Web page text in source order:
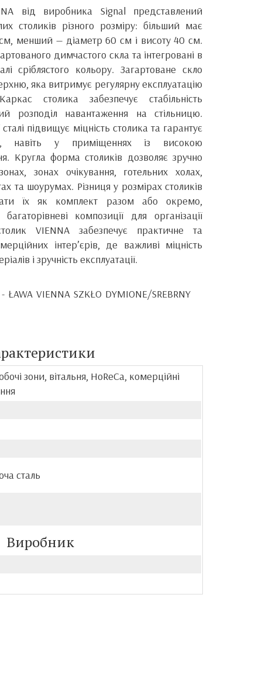
від виробника Signal представлений
столиків різного розміру: більший має
менший — діаметр 60 см і висоту 40 см.
димчастого скла та інтегровані в
сріблястого кольору. Загартоване скло
яка витримує регулярну експлуатацію
столика забезпечує стабільність
розподіл навантаження на стільницю.
підвищує міцність столика та гарантує
навіть у приміщеннях із високою
Кругла форма столиків дозволяє зручно
зонах очікування, готельних холах,
та шоурумах. Різниця у розмірах столиків
їх як комплект разом або окремо,
композиції для організації
VIENNA забезпечує практичне та
інтер’єрів, де важливі міцність
і зручність експлуатації.
ŁAWA VIENNA SZKŁO DYMIONE/SREBRNY
зони, вітальня, HoReCa, комерційні
сталь
Виробник